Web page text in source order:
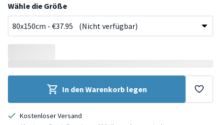
Wähle die Größe
In den Warenkorb legen
Kostenloser Versand